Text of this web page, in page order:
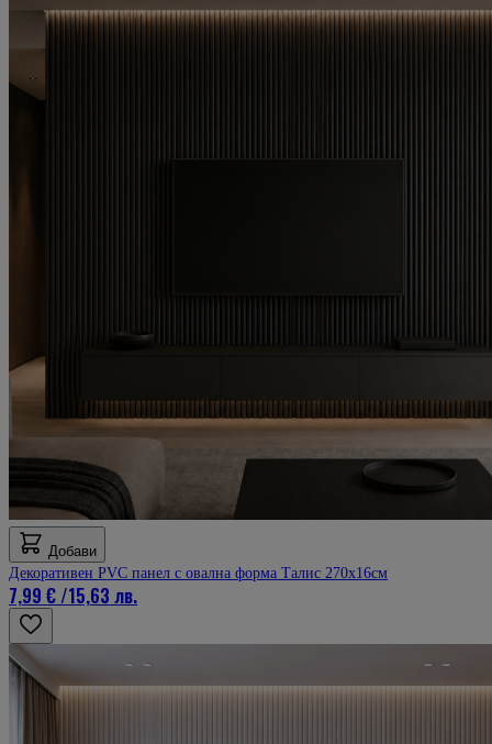
Добави
Декоративен PVC панел с овална форма Талис 270х16см
7,99 € /15,63 лв.